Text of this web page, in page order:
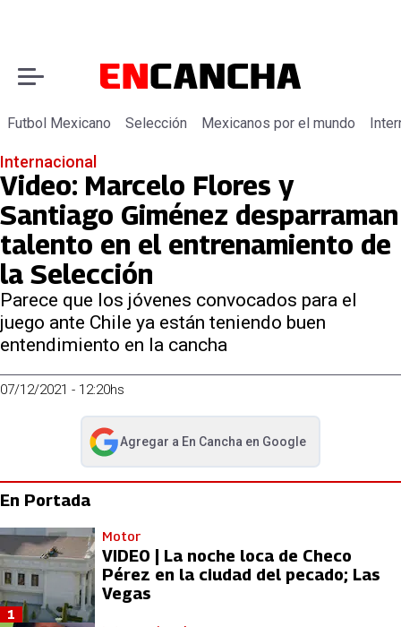
Futbol Mexicano Selección Mexicanos por el mundo
Internacional
Video: Marcelo Flores y
Santiago Giménez desparraman
talento en el entrenamiento de
la Selección
Parece que los jóvenes convocados para el
juego ante Chile ya están teniendo buen
entendimiento en la cancha
07/12/2021 - 12:20hs
Agregar a En Cancha en Google
abre en nueva pestaña
En Portada
Motor
VIDEO | La noche loca de Checo
Pérez en la ciudad del pecado; Las
Vegas
1